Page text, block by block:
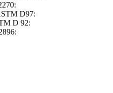
D97:
D 92: